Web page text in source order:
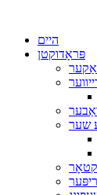
היים
פּראָדוקטן
שער